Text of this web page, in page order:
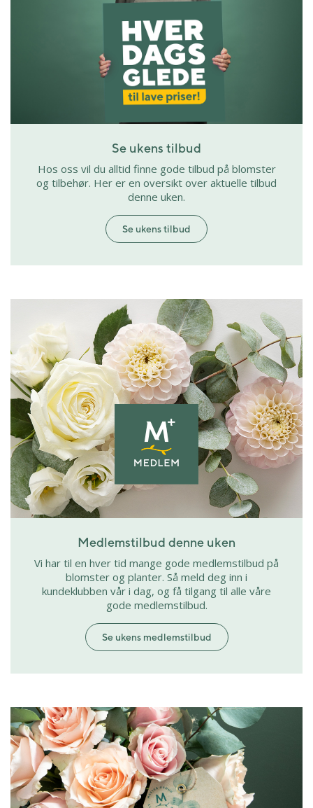
Se ukens tilbud
Hos oss vil du alltid finne gode tilbud på blomster
og tilbehør. Her er en oversikt over aktuelle tilbud
denne uken.
Se ukens tilbud
Medlemstilbud denne uken
Vi har til en hver tid mange gode medlemstilbud på
blomster og planter. Så meld deg inn i
kundeklubben vår i dag, og få tilgang til alle våre
gode medlemstilbud.
Se ukens medlemstilbud